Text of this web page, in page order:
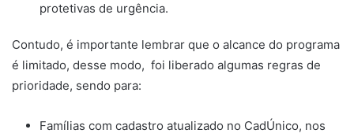
protetivas de urgência.
Contudo, é importante lembrar que o alcance do programa
é limitado, desse modo, foi liberado algumas regras de
prioridade, sendo para:
Famílias com cadastro atualizado no CadÚnico, nos